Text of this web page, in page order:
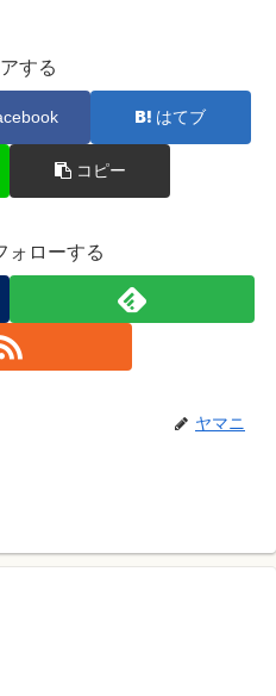
する
はてブ
コピー
ォローする
ヤマニ